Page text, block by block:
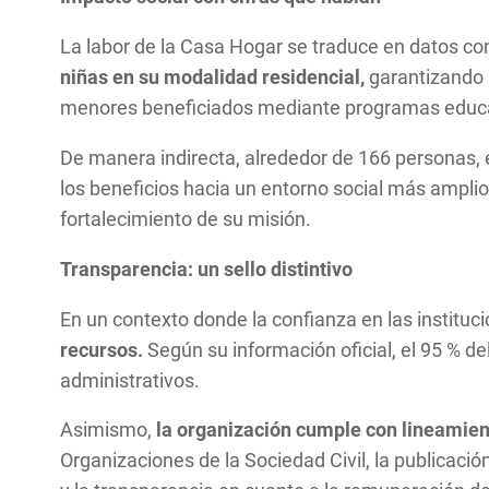
La labor de la Casa Hogar se traduce en datos
niñas en su modalidad residencial, garantizando
menores beneficiados mediante programas
De manera indirecta, alrededor de 166
los beneficios hacia un entorno social más
fortalecimiento de su misión.
Transparencia: un sello distintivo
En un contexto donde la confianza en las
recursos.Según su información oficial, el 95 %
administrativos.
Asimismo, la organización cumple con
Organizaciones de la Sociedad Civil, la